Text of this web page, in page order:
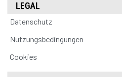
LEGAL
Datenschutz
Nutzungsbedingungen
Cookies